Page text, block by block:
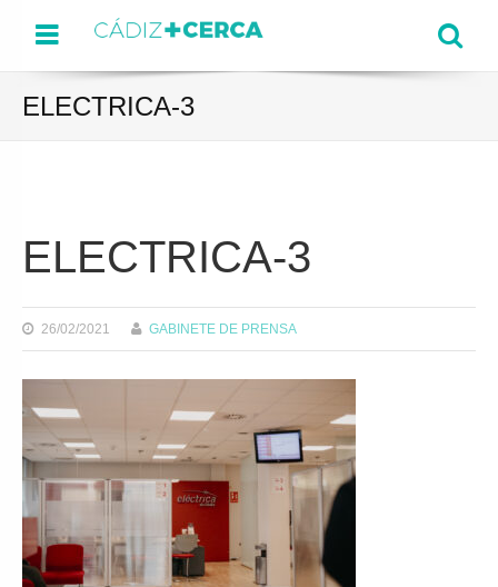
Menu
ELECTRICA-3
ELECTRICA-3
26/02/2021 GABINETE DE PRENSA